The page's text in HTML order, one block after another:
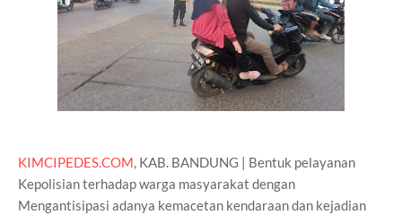
KIMCIPEDES.COM, KAB. BANDUNG | Bentuk pelayanan
Kepolisian terhadap warga masyarakat dengan
Mengantisipasi adanya kemacetan kendaraan dan kejadian